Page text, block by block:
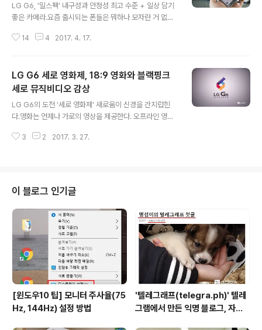
LG G6, '밀스펙' 내구성과 안정성 최고 수준 + 일상 담기
좋은 카메라.요즘 출시되는 폰들은 뭐하나 모자란 거 없이
여전히 모자란 몇가지가 있다. 배터리의 빠른 소모, 배터리
다. 매일 손에 들고 다니는 스마트폰이니만큼 아무리 성능
이 좋은 폰이라도 안정정 및 내구성이 떨어진다면 편안하
게 폰을 이용하기는 힘들다. 그런 면에서 LG G6의 밀스펙
(Mil-Spec)을 갖추었다는 것은 참신하면서 안정감 주는
(Mil-Spec)이란 미국 군사규격의 줄임말로, 미군이 사용
14 4 2017. 4. 17.
LG G6 세로 영화제, 18:9 영화와 블랙핑크
세로 뮤직비디오 감상
LG G6의 도전 '세로 영화제' 새로움이 신경을 간지럽힌
다.영화는 언제나 가로의 영상을 제공한다. 오프라인 영화
사한 16:9 풀HD 형태가 언제가부터 습관처럼 적응해있다.
것은 흔한 일이고, 그럴 때 세로 촬영은 가로보다 편하다.
그렇지만 아직까지 영상을 즐기는 플랫폼은 대부분 가로로
제공하다보니 뭔가 불일치가 있다.그런 점을 고려하여 유
튜브는 2015년부터 세로 영상을 그대로 즐길 수 있도록
기능을 제공하고 있고, 외국에서는 많이들 사용하는 스냅
쳇, 페리스코프 등도 세로 영상을 ..
3 2 2017. 3. 27.
이 블로그 인기글
[윈도우10 팁] 모니터 주사율(75
Hz, 144Hz) 설정 방법
'텔레그래프(telegra.ph)' 텔레
그램에서 만든 익명 블로그, 자유